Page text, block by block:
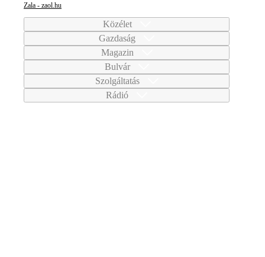
Zala - zaol.hu
Közélet
Gazdaság
Magazin
Bulvár
Szolgáltatás
Rádió